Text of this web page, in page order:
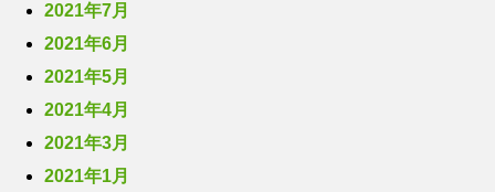
2021年7月
2021年6月
2021年5月
2021年4月
2021年3月
2021年1月